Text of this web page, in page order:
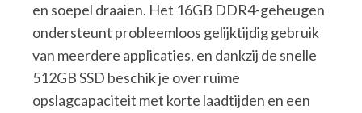
en soepel draaien. Het 16GB DDR4-geheugen
ondersteunt probleemloos gelijktijdig gebruik
van meerdere applicaties, en dankzij de snelle
512GB SSD beschik je over ruime
opslagcapaciteit met korte laadtijden en een